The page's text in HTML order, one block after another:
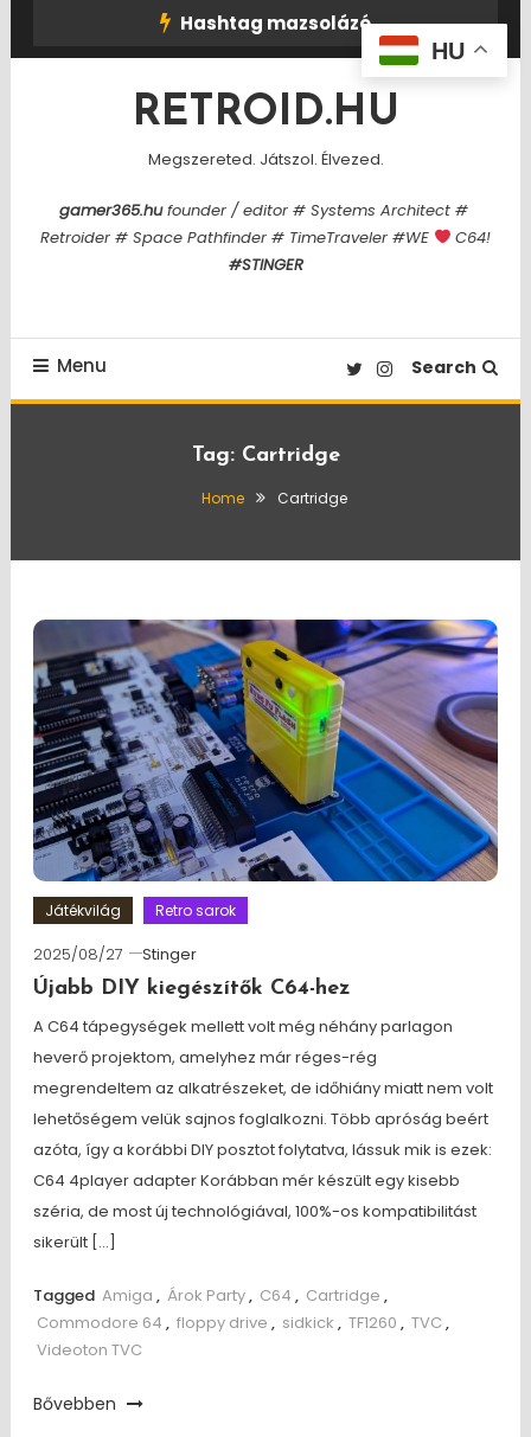
Hashtag mazsolázó
RETROID.HU
Megszereted. Játszol. Élvezed.
gamer365.hufounder / editor # Systems Architect #
Retroider # Space Pathfinder # TimeTraveler #WE
C64!
#STINGER
Menu Search
Tag: Cartridge
Home Cartridge
Játékvilág Retro sarok
2025/08/27
Stinger
Újabb DIY kiegészítők C64-hez
A C64 tápegységek mellett volt még néhány parlagon
heverő projektom, amelyhez már réges-rég
megrendeltem az alkatrészeket, de időhiány miatt nem volt
lehetőségem velük sajnos foglalkozni. Több apróság beért
azóta, így a korábbi DIY posztot folytatva, lássuk mik is ezek:
C64 4player adapter Korábban mér készült egy kisebb
széria, de most új technológiával, 100%-os kompatibilitást
sikerült […]
Tagged Amiga , Árok Party, C64 , Cartridge ,
Commodore 64 , floppy drive , sidkick , TF1260 , TVC ,
Videoton TVC
Bővebben
HU